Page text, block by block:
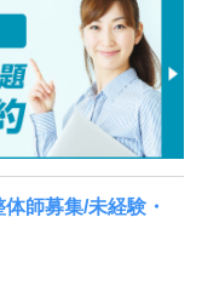
師募集/未経験・